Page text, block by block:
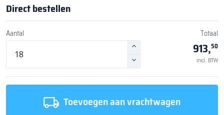
Direct bestellen
Aantal Totaal
913,50
incl. BTW
Toevoegen aan vrachtwagen